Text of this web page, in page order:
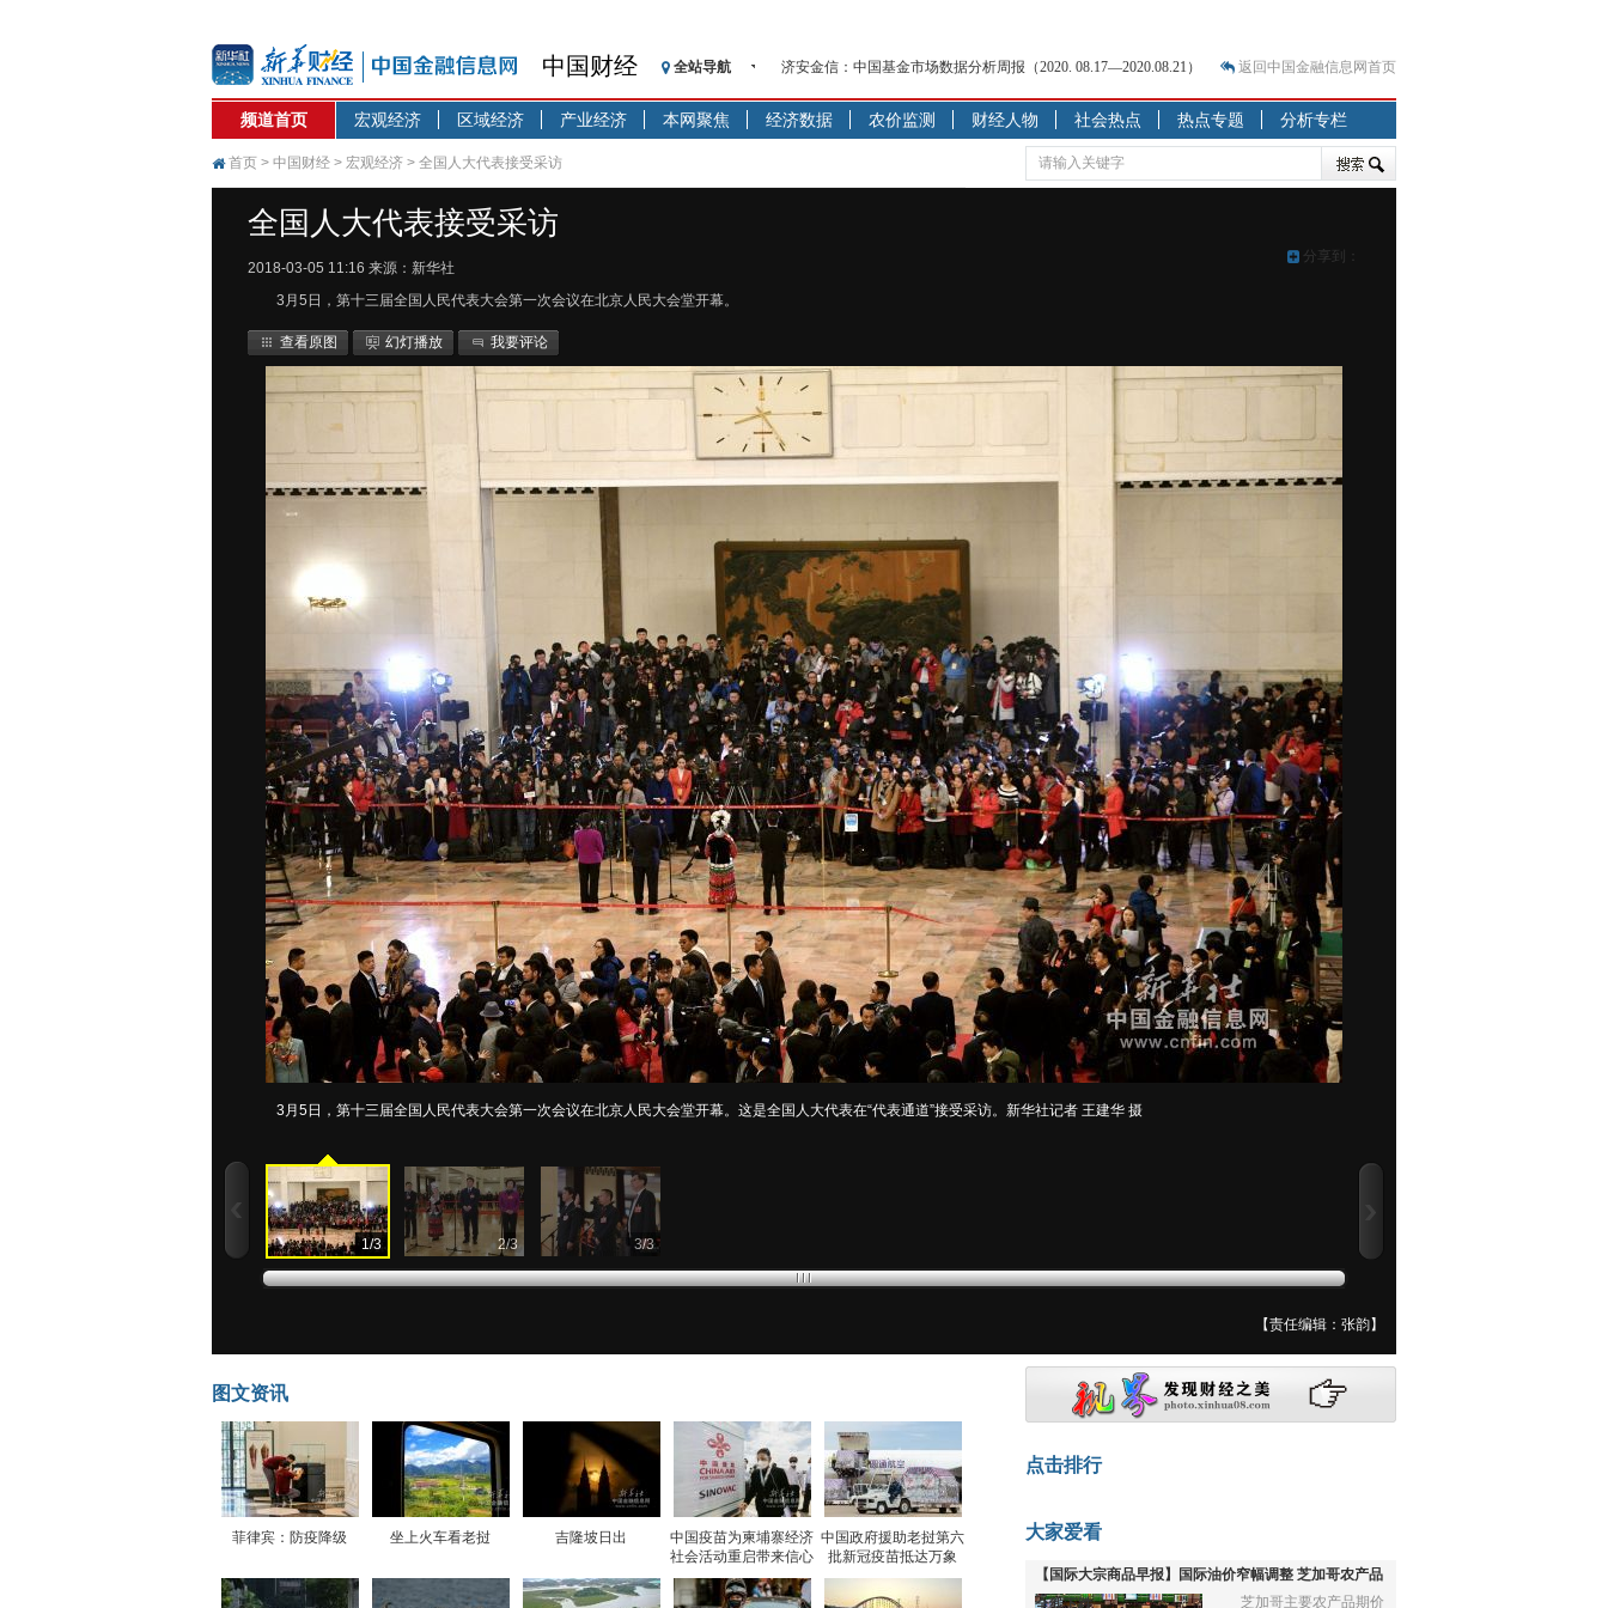
中国财经 全站导航
济安金信：中国基金市场数据分析周报（2020. 08.17—2020.08.21）
【见·闻】疫情下，新加坡旅游业步履维艰
记者手记：疫情下的香港零售业如何浴火重生？
【见·闻】疫情下一家香港传统零售商的转型突围之旅
济安金信：中国基金市场数据分析周报（2020. 07.27—2020.07.31）
恒生聚源：北斗收官之星发射成功，全产业链解析
返回中国金融信息网首页
频道首页 宏观经济 区域经济 产业经济 本网聚焦 经济数据 农价监测 财经人物 社会热点 热点专题 分析专栏
首页 > 中国财经 > 宏观经济 > 全国人大代表接受采访
全国人大代表接受采访
2018-03-05 11:16 来源：新华社
分享到：
3月5日，第十三届全国人民代表大会第一次会议在北京人民大会堂开幕。
查看原图 幻灯播放 我要评论
3月5日，第十三届全国人民代表大会第一次会议在北京人民大会堂开幕。这是全国人大代表在“代表通道”接受采访。新华社记者 王建华 摄
1/3 2/3 3/3
【责任编辑：张韵】
图文资讯
菲律宾：防疫降级 坐上火车看老挝 吉隆坡日出
中国疫苗为柬埔寨经济
社会活动重启带来信心
中国政府援助老挝第六
批新冠疫苗抵达万象
点击排行
大家爱看
【国际大宗商品早报】国际油价窄幅调整 芝加哥农产品
全线下跌
芝加哥主要农产品期价